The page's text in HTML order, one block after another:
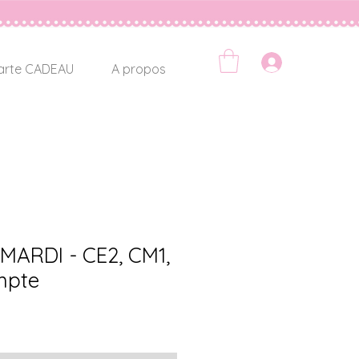
CADEAU A propos
- CE2, CM1,